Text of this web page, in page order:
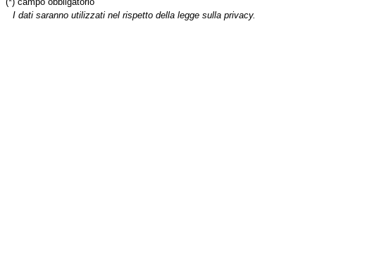
I dati saranno utilizzati nel rispetto della legge sulla privacy.